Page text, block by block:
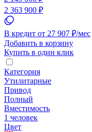
2 363 900 ₽
В кредит от 27 907 ₽/мес
Добавить в корзину
Купить в один клик
Категория
Утилитарные
Привод
Полный
Вместимость
1 человек
Цвет